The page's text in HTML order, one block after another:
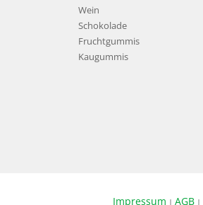
Wein
Schokolade
Fruchtgummis
Kaugummis
Impressum | AGB |